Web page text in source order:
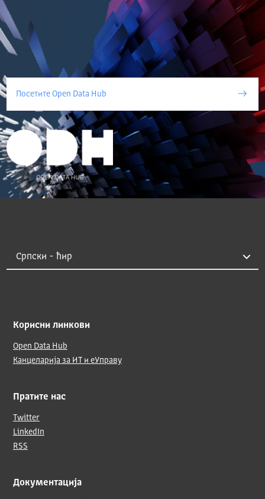
Посетите Open Data Hub
Корисни линкови
Open Data Hub
Канцеларија за ИТ и еУправу
Пратите нас
Twitter
LinkedIn
RSS
Документација